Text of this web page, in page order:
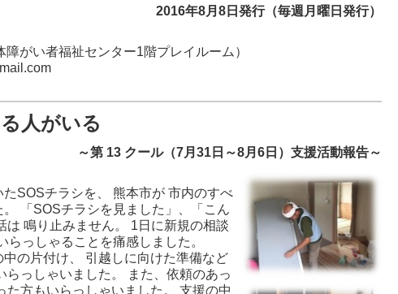
2016年8月8日発行（毎週月曜日発行）
がい者福祉センター1階プレイルーム）
人がいる
～第 13 クール（7月31日～8月6日）支援活動報告～
SOSチラシを、 熊本市が 市内のすべ
「SOSチラシを見ました」、「こん
鳴り止みません。 1日に新規の相談
っしゃることを痛感しました。
の片付け、 引越しに向けた準備など
っしゃいました。 また、依頼のあっ
方もいらっしゃいました。 支援の中